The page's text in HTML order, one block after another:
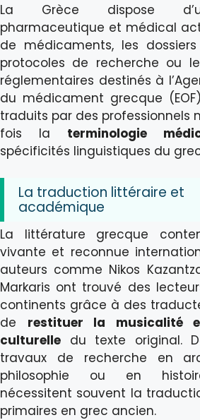
La Grèce dispose
pharmaceutique et médical
de médicaments, les
protocoles de recherche ou
réglementaires destinés à
du médicament grecque
traduits par des professionnels
fois la terminologie
spécificités linguistiques du
La traduction littéraire et
académique
La littérature grecque
vivante et reconnue
auteurs comme Nikos
Markaris ont trouvé des
continents grâce à des
de restituer la musicalité
culturelle du texte original.
travaux de recherche en
philosophie ou en
nécessitent souvent la
primaires en grec ancien.